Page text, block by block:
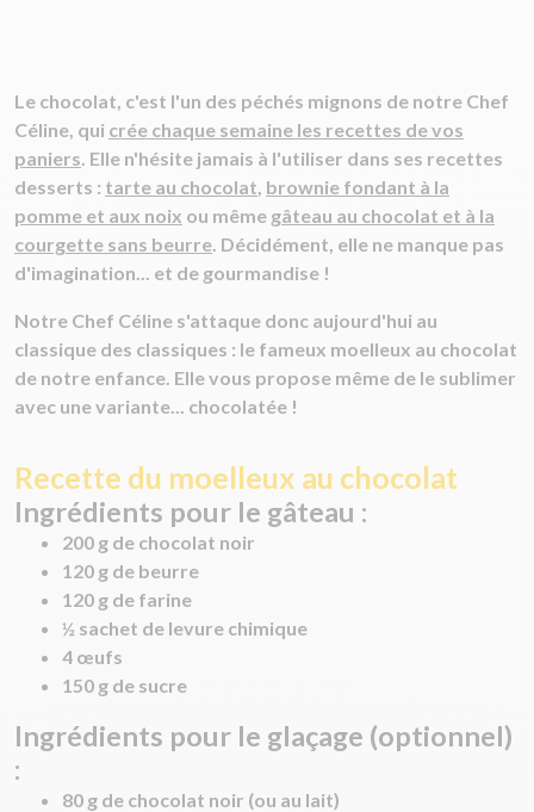
Le chocolat, c'est l'un des péchés mignons de notre Chef
Céline, qui crée chaque semaine les recettes de vos
paniers . Elle n'hésite jamais à l'utiliser dans ses recettes
desserts : tarte au chocolat brownie fondant à la
pomme et aux noix ou même gâteau au chocolat et à la
courgette sans beurre . Décidément, elle ne manque pas
d'imagination... et de gourmandise !
Notre Chef Céline s'attaque donc aujourd'hui au
classique des classiques : le fameux moelleux au chocolat
de notre enfance. Elle vous propose même de le sublimer
avec une variante... chocolatée !
Recette du moelleux au chocolat
Ingrédients pour le gâteau :
200 g de chocolat noir
120 g de beurre
120 g de farine
½ sachet de levure chimique
4 œufs
150 g de sucre
Ingrédients pour le glaçage (optionnel)
:
80 g de chocolat noir (ou au lait)